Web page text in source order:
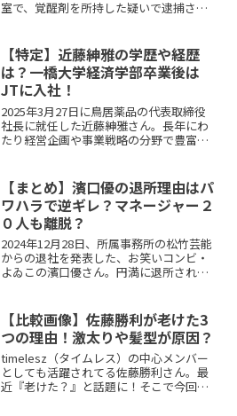
室で、覚醒剤を所持した疑いで逮捕され
に奥本美穂容疑者が映る場面があり、
『美人すぎる』と話題！彼女...
【特定】近藤紳雅の学歴や経歴
は？一橋大学経済学部卒業後は
JTに入社！
2025年3月27日に鳥居薬品の代表取締役
社長に就任した近藤紳雅さん。長年にわ
たり経営企画や事業戦略の分野で豊富な
【代表取締役社長】近藤紳雅さんの wiki
プロフィール ...
【まとめ】濱口優の退所理由はパ
ワハラで逆ギレ？マネージャー２
０人も離脱？
2024年12月28日、所属事務所の松竹芸能
からの退社を発表した、お笑いコンビ・
よゐこの濱口優さん。円満に退所された
ており、話題になっています！そこで今
回は濱口優さんの...
【比較画像】佐藤勝利が老けた3
つの理由！激太りや髪型が原因？
timelesz（タイムレス）の中心メンバー
としても活躍されてる佐藤勝利さん。最
近『老けた？』と話題に！そこで今回